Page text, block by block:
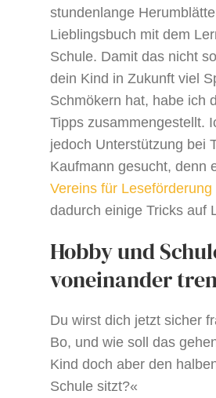
stundenlange
Lieblingsbuch mit dem
Schule. Damit das nicht
dein Kind in Zukunft viel
Schmökern hat, habe ich
Tipps zusammengestellt.
jedoch Unterstützung bei
Kaufmann gesucht, denn
Vereins für Leseförderung
dadurch einige Tricks auf
Hobby und
voneinander
Du wirst dich jetzt sicher
Bo, und wie soll das
Kind doch aber den
Schule sitzt?«